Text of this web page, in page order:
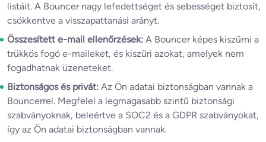
listáit. A Bouncer nagy lefedettséget és sebességet biztosít,
csökkentve a visszapattanási arányt.
Összesített e-mail ellenőrzések: A Bouncer képes kiszűrni a
trükkös fogó e-maileket, és kiszűri azokat, amelyek nem
fogadhatnak üzeneteket.
Biztonságos és privát: Az Ön adatai biztonságban vannak a
Bouncerrel. Megfelel a legmagasabb szintű biztonsági
szabványoknak, beleértve a SOC2 és a GDPR szabványokat,
így az Ön adatai biztonságban vannak.